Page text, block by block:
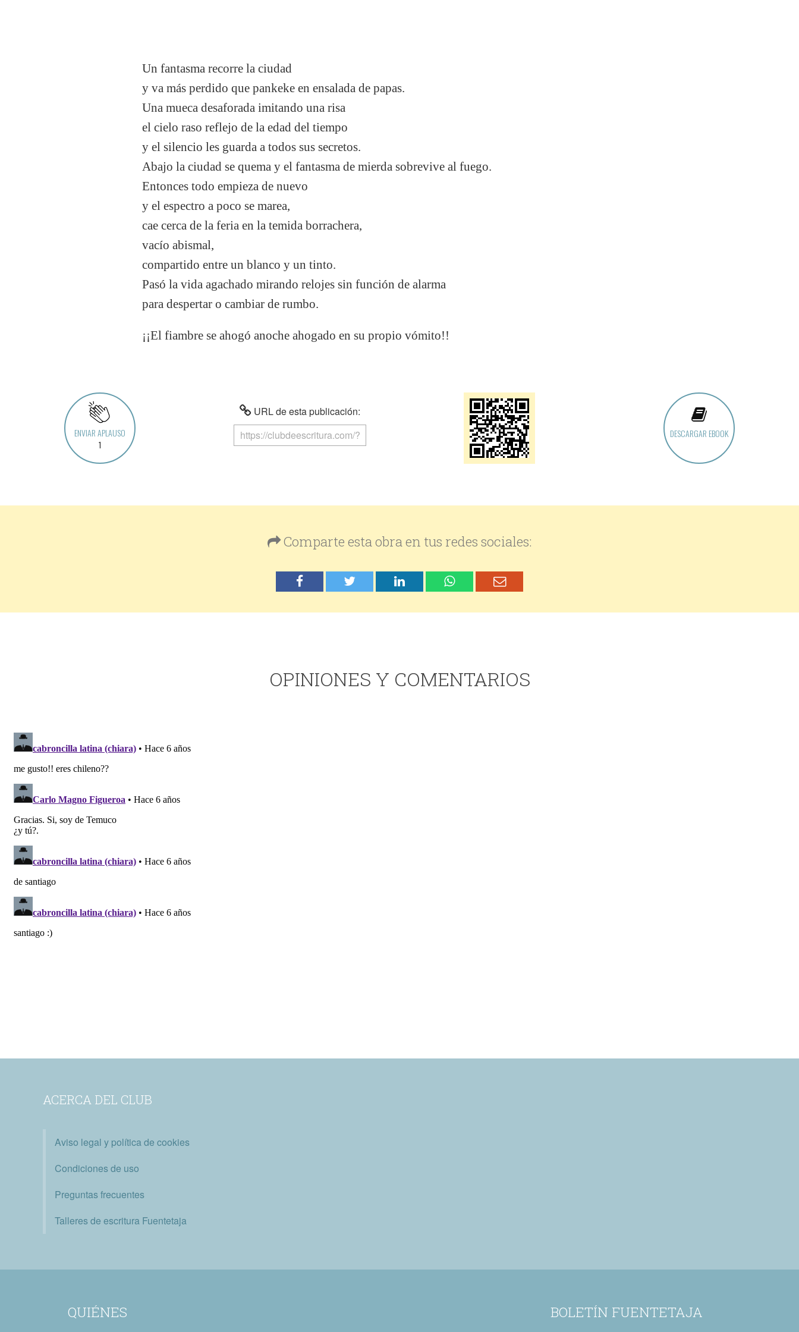
Un fantasma recorre la ciudad
y va más perdido que pankeke en ensalada de papas.
Una mueca desaforada imitando una risa
el cielo raso reflejo de la edad del tiempo
y el silencio les guarda a todos sus secretos.
Abajo la ciudad se quema y el fantasma de mierda sobrevive al fuego.
Entonces todo empieza de nuevo
y el espectro a poco se marea,
cae cerca de la feria en la temida borrachera,
vacío abismal,
compartido entre un blanco y un tinto.
Pasó la vida agachado mirando relojes sin función de alarma
para despertar o cambiar de rumbo.
¡¡El fiambre se ahogó anoche ahogado en su propio vómito!!
ENVIAR APLAUSO
1
URL de esta publicación:
DESCARGAR EBOOK
Comparte esta obra en tus redes sociales:
OPINIONES Y COMENTARIOS
ACERCA DEL CLUB
Aviso legal y política de cookies
Condiciones de uso
Preguntas frecuentes
Talleres de escritura Fuentetaja
QUIÉNES BOLETÍN FUENTETAJA